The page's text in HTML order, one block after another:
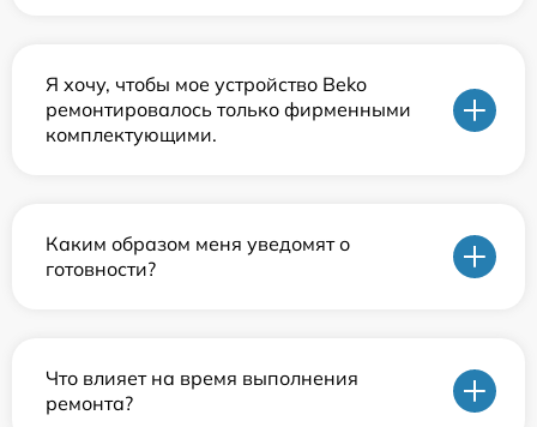
Я хочу, чтобы мое устройство Beko
ремонтировалось только фирменными
комплектующими.
Каким образом меня уведомят о
готовности?
Что влияет на время выполнения
ремонта?